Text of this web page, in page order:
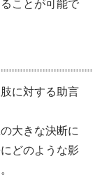
ことが可能で
に対する助言
大きな決断に
どのような影